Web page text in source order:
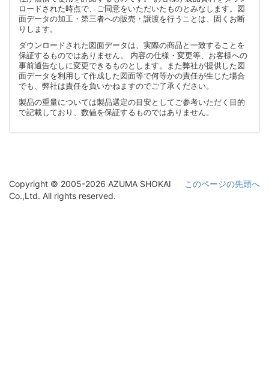
ロードされた時点で、ご同意をいただいたものとみなします。図
面データの加工・第三者への販売・譲渡を行うことは、固くお断
りします。
ダウンロードされた図面データは、実際の商品と一致することを
保証するものではありません。 内容の仕様・変更等、お客様への
事前通告なしに変更できるものとします。また弊社が提供した図
面データを利用して作成した図面等で何等かの責任が生じた場合
でも、弊社は責任を負いかねますのでご了承ください。
製品の重量については製品選定の目安としてご参考いただく目的
で記載しており、数値を保証するものではありません。
このページの先頭へ
Copyright © 2005-2026 AZUMA SHOKAI
Co.,Ltd. All rights reserved.